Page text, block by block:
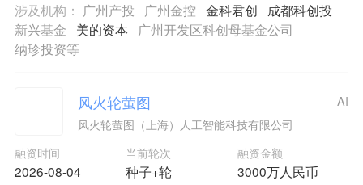
涉及机构： 广州产投 广州金控 金科君创
成都科创投
新兴基金
美的资本
广州开发区科创母基金公司
纳珍投资等
风火轮萤图
风火轮萤图（上海）人工智能科技有限公司
融资时间
2026-08-04
当前轮次
种子+轮
融资金额
3000万人民币
AI